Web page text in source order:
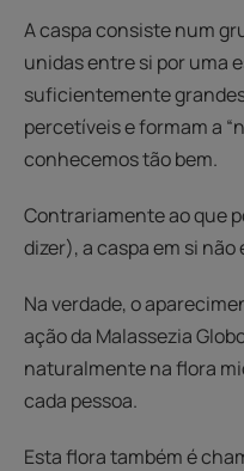
A caspa consiste num
unidas entre si por uma
suficientemente
percetíveis e formam a
conhecemos tão bem.
Contrariamente ao que
dizer), a caspa em si não
Na verdade, o
ação da Malassezia
naturalmente na flora
cada pessoa.
Esta flora também é